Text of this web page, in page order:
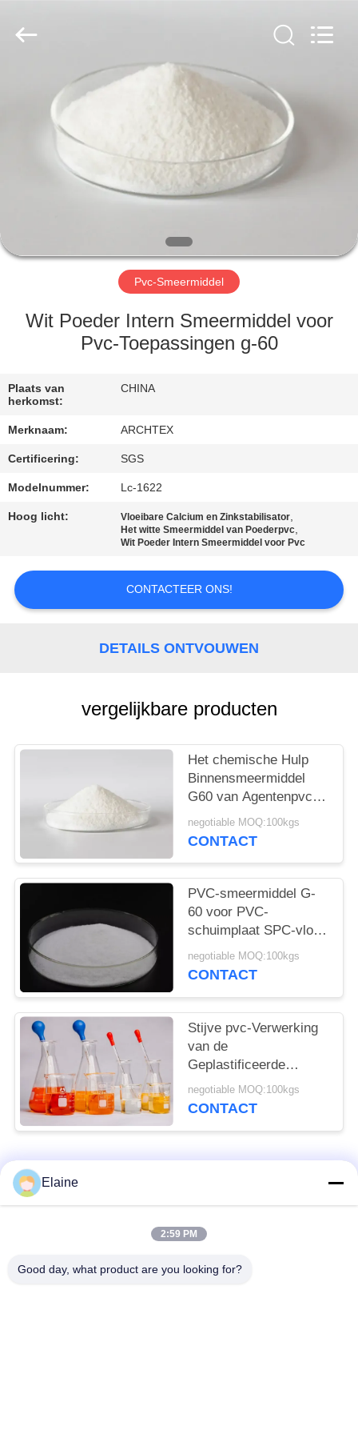
PRODUCTEN
ONGEVEER
FABRIEKSREIS
KWALITEITSCONTROLE
CONTACTEER
ONS
VERZOEK
OM EEN
CITAAT
PRIVACY
POLICY
Ltd..
Pvc-Smeermiddel
Wit Poeder Intern Smeermiddel voor
Pvc-Toepassingen g-60
Plaats van
herkomst:
CHINA
Merknaam: ARCHTEX
Certificering: SGS
Modelnummer: Lc-1622
Hoog licht: Vloeibare Calcium en Zinkstabilisator,
Het witte Smeermiddel van Poederpvc,
Wit Poeder Intern Smeermiddel voor Pvc
CONTACTEER ONS!
DETAILS ONTVOUWEN
vergelijkbare producten
Het chemische Hulp
Binnensmeermiddel
G60 van Agentenpvc
voor Pvc-Schuimraad
en Pijp:
negotiable MOQ:100kgs
CONTACT
PVC-smeermiddel G-
60 voor PVC-
schuimplaat SPC-vloer
WPC-wandpaneel
negotiable MOQ:100kgs
CONTACT
Stijve pvc-Verwerking
van de
Geplastificeerde
Zachte pvc-Raad van
het Schuimblad
negotiable MOQ:100kgs
CONTACT
populaire categorieën
De Stabilisator van
Elaine
2:59 PM
Good day, what product are you looking for?